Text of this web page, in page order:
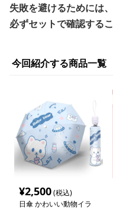
失敗を避けるためには
必ずセットで確認する
今回紹介する商品一覧
¥2,500(税込)
日傘 かわいい動物イラ